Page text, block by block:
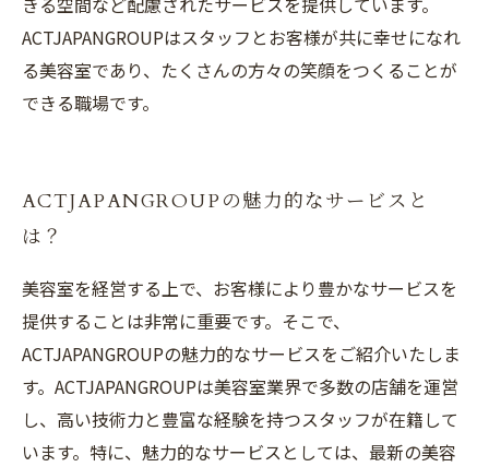
ACTJAPANGROUPはスタッフとお客様が共に幸せになれ
る美容室であり、たくさんの方々の笑顔をつくることが
できる職場です。
ACTJAPANGROUPの魅力的なサービスと
は？
美容室を経営する上で、お客様により豊かなサービスを
提供することは非常に重要です。そこで、
ACTJAPANGROUPの魅力的なサービスをご紹介いたしま
す。ACTJAPANGROUPは美容室業界で多数の店舗を運営
し、高い技術力と豊富な経験を持つスタッフが在籍して
います。特に、魅力的なサービスとしては、最新の美容